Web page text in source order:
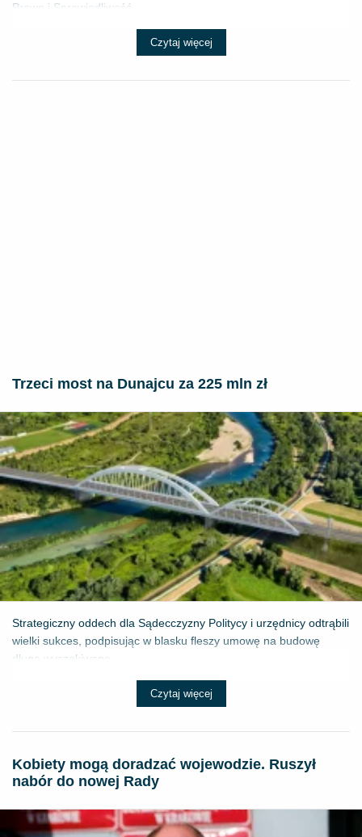
Prawo i Sprawiedliwość....
Czytaj więcej
Trzeci most na Dunajcu za 225 mln zł
Strategiczny oddech dla Sądecczyzny Politycy i urzędnicy odtrąbili
wielki sukces, podpisując w blasku fleszy umowę na budowę
długo wyczekiwane...
Czytaj więcej
Kobiety mogą doradzać wojewodzie. Ruszył
nabór do nowej Rady